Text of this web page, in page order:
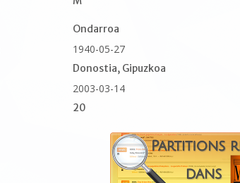
Ondarroa
1940-05-27
Donostia, Gipuzkoa
2003-03-14
20